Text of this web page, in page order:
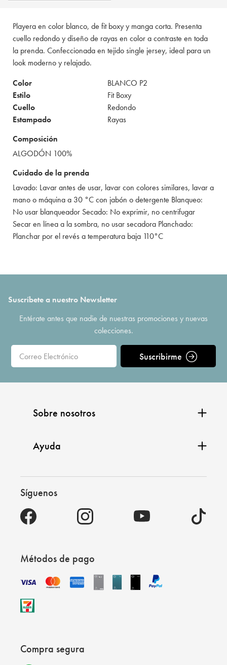
Playera en color blanco, de fit boxy y manga corta. Presenta
cuello redondo y diseño de rayas en color a contraste en toda
la prenda. Confeccionada en tejido single jersey, ideal para un
look moderno y relajado.
Color
BLANCO P2
Estilo
Fit Boxy
Cuello
Redondo
Estampado
Rayas
Composición
ALGODÓN 100%
Cuidado de la prenda
Lavado: Lavar antes de usar, lavar con colores similares, lavar a
mano o máquina a 30 °C con jabón o detergente Blanqueo:
No usar blanqueador Secado: No exprimir, no centrifugar
Secar en línea a la sombra, no usar secadora Planchado:
Planchar por el revés a temperatura baja 110°C
Suscríbete a nuestro Newsletter
Entérate antes que nadie de nuestras promociones y nuevas
colecciones.
Suscribirme
Sobre nosotros
Ayuda
Síguenos
Métodos de pago
Compra segura